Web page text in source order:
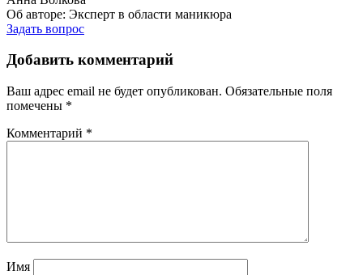
Об авторе: Эксперт в области маникюра
Задать вопрос
Добавить комментарий
Ваш адрес email не будет опубликован. Обязательные поля
помечены *
Комментарий *
Имя